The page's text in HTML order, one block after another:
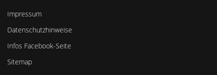
Impressum
Datenschutzhinweise
Infos Facebook-Seite
Sitemap